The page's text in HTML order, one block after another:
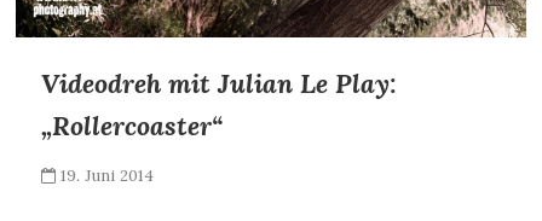
Videodreh mit Julian Le Play:
„Rollercoaster“
19. Juni 2014